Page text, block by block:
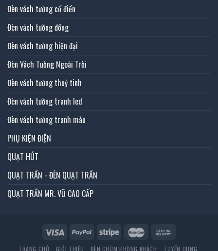
Đèn vách tường cổ điển
Đèn vách tường đồng
Đèn vách tường hiện đại
Đèn Vách Tường Ngoài Trời
Đèn vách tường thuỷ tinh
Đèn vách tường tranh led
Đèn vách tường tranh màu
PHỤ KIỆN ĐIỆN
QUẠT HÚT
QUẠT TRẦN - ĐÈN QUẠT TRẦN
QUẠT TRẦN MR. VŨ CAO CẤP
TRANG CHỦ GIỚI THIỆU ĐÈN CHÙM PHÒNG KHÁCH TUYỂN DỤNG